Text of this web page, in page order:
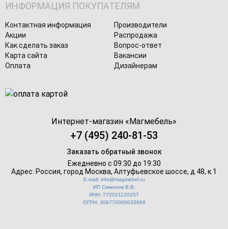
ИНФОРМАЦИЯ ПОКУПАТЕЛЯМ
Контактная информация
Производители
Акции
Распродажа
Как сделать заказ
Вопрос-ответ
Карта сайта
Вакансии
Оплата
Дизайнерам
Интернет-магазин «Магмебель»
+7 (495) 240-81-53
Заказать обратный звонок
Ежедневно с 09:30 до 19:30
Адрес: Россия, город Москва, Алтуфьевское шоссе, д.48, к.1
E-mail: info@magmebel.ru
ИП Симонов В.В.
ИНН: 772021120257
ОГРН: 306770000033869